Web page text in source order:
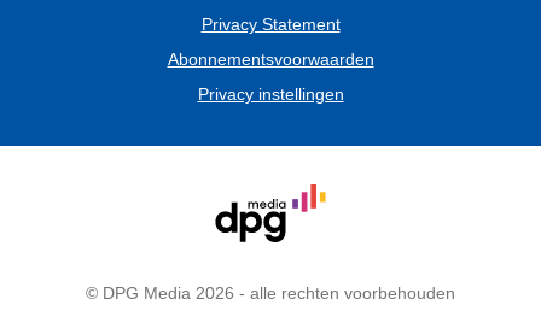
Privacy Statement
Abonnementsvoorwaarden
Privacy instellingen
© DPG Media 2026 - alle rechten voorbehouden